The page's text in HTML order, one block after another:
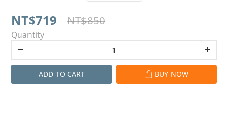
NT$719 NT$850
Quantity
ADD TO CART BUY NOW